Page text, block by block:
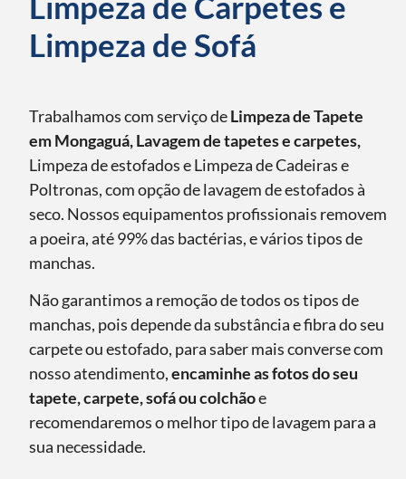
Limpeza de Sofá
Trabalhamos com serviço deLimpeza de Tapete
em Mongaguá, Lavagem de tapetes e carpetes,
Limpeza de estofados e Limpeza de Cadeiras e
Poltronas, com opção de lavagem de estofados à
seco. Nossos equipamentos profissionais removem
a poeira, até 99% das bactérias, e vários tipos de
manchas.
Não garantimos a remoção de todos os tipos de
manchas, pois depende da substância e fibra do seu
carpete ou estofado, para saber mais converse com
nosso atendimento,encaminhe as fotos do seu
tapete, carpete, sofá ou colchãoe
recomendaremos o melhor tipo de lavagem para a
sua necessidade.